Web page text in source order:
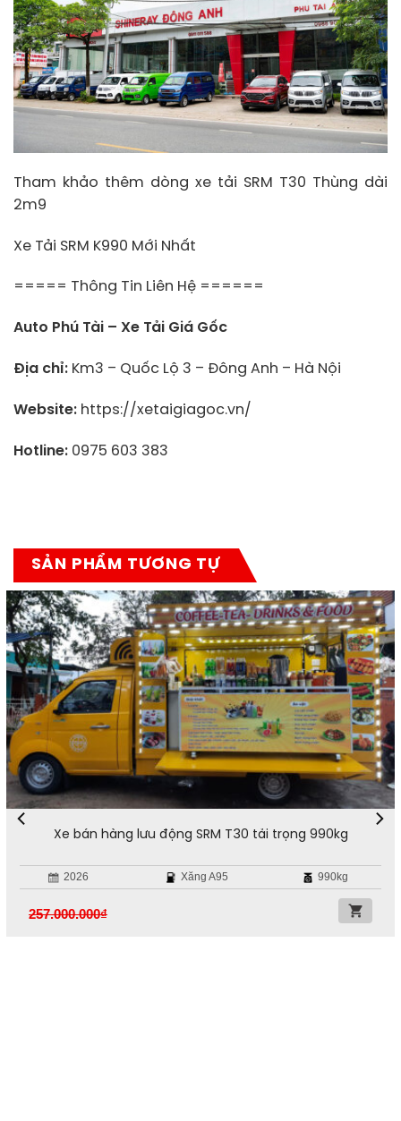
Tham khảo thêm dòng xe tải SRM T30 Thùng dài
2m9
Xe Tải SRM K990 Mới Nhất
===== Thông Tin Liên Hệ ======
Auto Phú Tài – Xe Tải Giá Gốc
Địa chỉ: Km3 – Quốc Lộ 3 – Đông Anh – Hà Nội
Website: https://xetaigiagoc.vn/
Hotline: 0975 603 383
SẢN PHẨM TƯƠNG TỰ
Xe bán hàng lưu động SRM T30 tải trọng 990kg
2026 Xăng A95 990kg
257.000.000₫